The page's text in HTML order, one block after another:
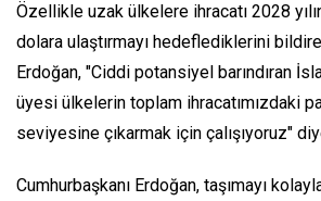
Özellikle uzak ülkelere ihracatı 2028
dolara ulaştırmayı hedeflediklerini
Erdoğan, "Ciddi potansiyel barındıran
üyesi ülkelerin toplam ihracatımızdaki
seviyesine çıkarmak için çalışıyoruz"
Cumhurbaşkanı Erdoğan, taşımayı